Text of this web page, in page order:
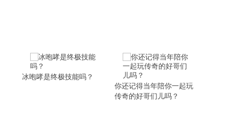
冰咆哮是终极技能吗？
你还记得当年陪你一起玩
传奇的好哥们儿吗？